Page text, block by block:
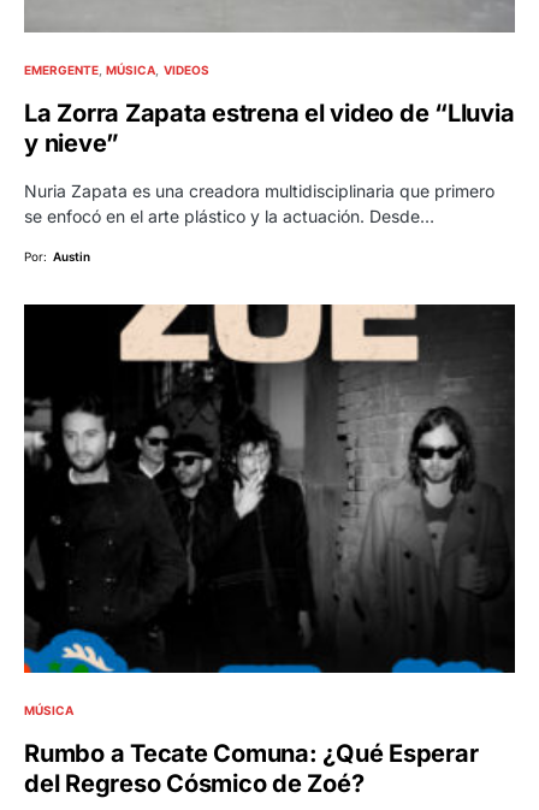
EMERGENTE MÚSICA VIDEOS
La Zorra Zapata estrena el video de “Lluvia
y nieve”
Nuria Zapata es una creadora multidisciplinaria que primero
se enfocó en el arte plástico y la actuación. Desde…
Por: Austin
MÚSICA
Rumbo a Tecate Comuna: ¿Qué Esperar
del Regreso Cósmico de Zoé?